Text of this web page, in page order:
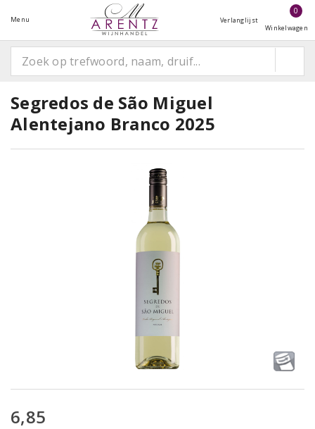
Menu Verlanglijst
0
Winkelwagen
Segredos de São Miguel
Alentejano Branco 2025
6,85